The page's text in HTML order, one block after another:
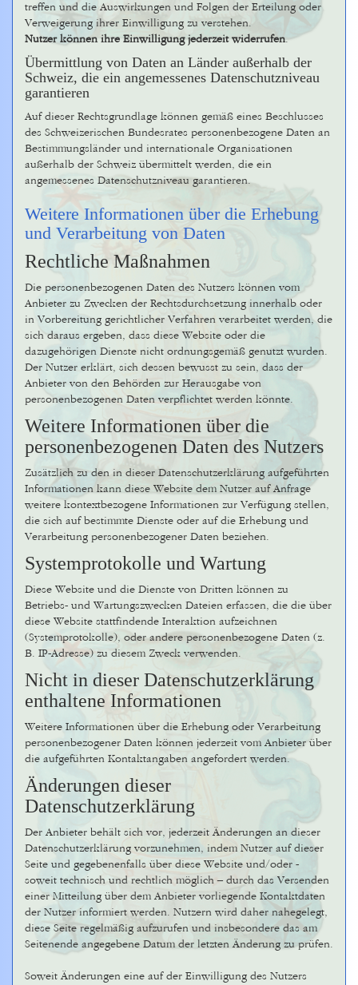
treffen und die Auswirkungen und Folgen der Erteilung oder
Verweigerung ihrer Einwilligung zu verstehen.
Nutzer können ihre Einwilligung jederzeit widerrufen.
Übermittlung von Daten an Länder außerhalb der
Schweiz, die ein angemessenes Datenschutzniveau
garantieren
Auf dieser Rechtsgrundlage können gemäß eines Beschlusses
des Schweizerischen Bundesrates personenbezogene Daten an
Bestimmungsländer und internationale Organisationen
außerhalb der Schweiz übermittelt werden, die ein
angemessenes Datenschutzniveau garantieren.
Weitere Informationen über die Erhebung
und Verarbeitung von Daten
Rechtliche Maßnahmen
Die personenbezogenen Daten des Nutzers können vom
Anbieter zu Zwecken der Rechtsdurchsetzung innerhalb oder
in Vorbereitung gerichtlicher Verfahren verarbeitet werden, die
sich daraus ergeben, dass diese Website oder die
dazugehörigen Dienste nicht ordnungsgemäß genutzt wurden.
Der Nutzer erklärt, sich dessen bewusst zu sein, dass der
Anbieter von den Behörden zur Herausgabe von
personenbezogenen Daten verpflichtet werden könnte.
Weitere Informationen über die
personenbezogenen Daten des Nutzers
Zusätzlich zu den in dieser Datenschutzerklärung aufgeführten
Informationen kann diese Website dem Nutzer auf Anfrage
weitere kontextbezogene Informationen zur Verfügung stellen,
die sich auf bestimmte Dienste oder auf die Erhebung und
Verarbeitung personenbezogener Daten beziehen.
Systemprotokolle und Wartung
Diese Website und die Dienste von Dritten können zu
Betriebs- und Wartungszwecken Dateien erfassen, die die über
diese Website stattfindende Interaktion aufzeichnen
(Systemprotokolle), oder andere personenbezogene Daten (z.
B. IP-Adresse) zu diesem Zweck verwenden.
Nicht in dieser Datenschutzerklärung
enthaltene Informationen
Weitere Informationen über die Erhebung oder Verarbeitung
personenbezogener Daten können jederzeit vom Anbieter über
die aufgeführten Kontaktangaben angefordert werden.
Änderungen dieser
Datenschutzerklärung
Der Anbieter behält sich vor, jederzeit Änderungen an dieser
Datenschutzerklärung vorzunehmen, indem Nutzer auf dieser
Seite und gegebenenfalls über diese Website und/oder -
soweit technisch und rechtlich möglich – durch das Versenden
einer Mitteilung über dem Anbieter vorliegende Kontaktdaten
der Nutzer informiert werden. Nutzern wird daher nahegelegt,
diese Seite regelmäßig aufzurufen und insbesondere das am
Seitenende angegebene Datum der letzten Änderung zu prüfen.
Soweit Änderungen eine auf der Einwilligung des Nutzers